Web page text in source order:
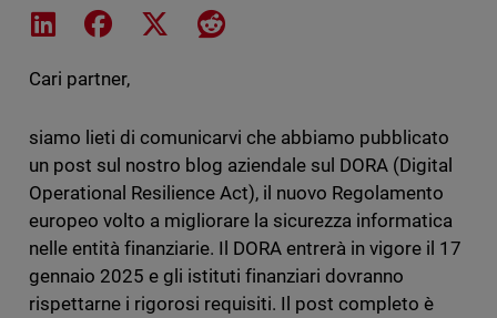
Share on LinkedIn
Share on Facebook
Share on XShare on Reddit
Cari partner,
siamo lieti di comunicarvi che abbiamo pubblicato
un post sul nostro blog aziendale sul DORA (Digital
Operational Resilience Act), il nuovo Regolamento
europeo volto a migliorare la sicurezza informatica
nelle entità finanziarie. Il DORA entrerà in vigore il 17
gennaio 2025 e gli istituti finanziari dovranno
rispettarne i rigorosi requisiti. Il post completo è